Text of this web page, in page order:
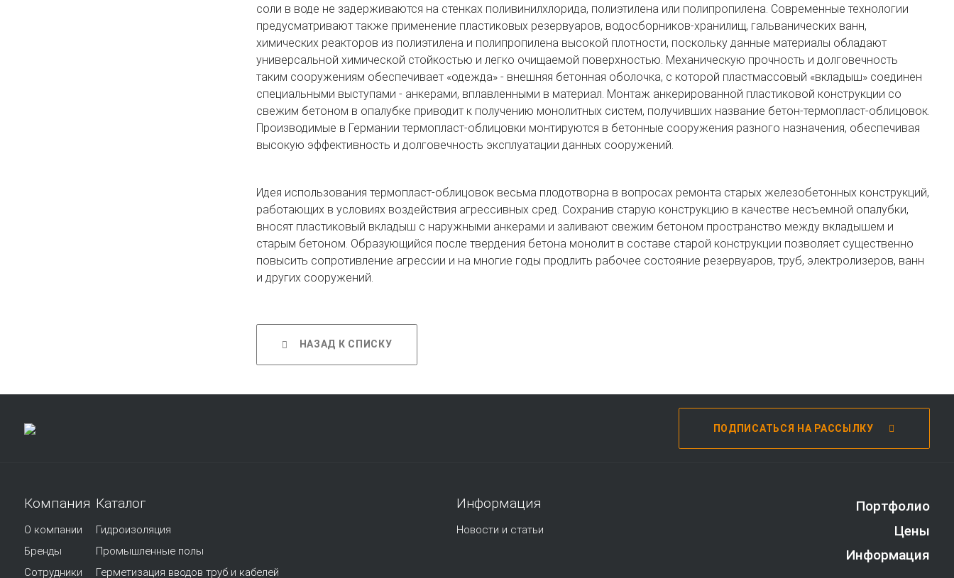
соли в воде не задерживаются на стенках поливинилхлорида, полиэтилена или полипропилена. Современные технологии
предусматривают также применение пластиковых резервуаров, водосборников-хранилищ, гальванических ванн,
химических реакторов из полиэтилена и полипропилена высокой плотности, поскольку данные материалы обладают
универсальной химической стойкостью и легко очищаемой поверхностью. Механическую прочность и долговечность
таким сооружениям обеспечивает «одежда» - внешняя бетонная оболочка, с которой пластмассовый «вкладыш» соединен
специальными выступами - анкерами, вплавленными в материал. Монтаж анкерированной пластиковой конструкции со
свежим бетоном в опалубке приводит к получению монолитных систем, получивших название бетон-термопласт-облицовок.
Производимые в Германии термопласт-облицовки монтируются в бетонные сооружения разного назначения, обеспечивая
высокую эффективность и долговечность эксплуатации данных сооружений.
Идея использования термопласт-облицовок весьма плодотворна в вопросах ремонта старых железобетонных конструкций,
работающих в условиях воздействия агрессивных сред. Сохранив старую конструкцию в качестве несъемной опалубки,
вносят пластиковый вкладыш с наружными анкерами и заливают свежим бетоном пространство между вкладышем и
старым бетоном. Образующийся после твердения бетона монолит в составе старой конструкции позволяет существенно
повысить сопротивление агрессии и на многие годы продлить рабочее состояние резервуаров, труб, электролизеров, ванн
и других сооружений.
НАЗАД К СПИСКУ
ПОДПИСАТЬСЯ НА РАССЫЛКУ
Компания
О компании
Бренды
Сотрудники
Каталог
Гидроизоляция
Промышленные полы
Герметизация вводов труб и кабелей
Информация
Новости и статьи
Портфолио
Цены
Информация